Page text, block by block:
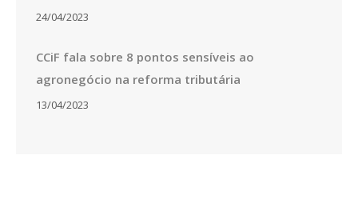
24/04/2023
CCiF fala sobre 8 pontos sensíveis ao
agronegócio na reforma tributária
13/04/2023